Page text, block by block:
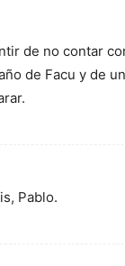
de no contar
de Facu y de
Pablo.